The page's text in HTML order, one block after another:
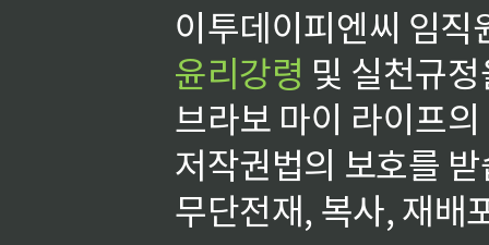
이투데이피엔씨 임
윤리강령 및 실천규
브라보 마이 라이프
저작권법의 보호를
무단전재, 복사, 재배